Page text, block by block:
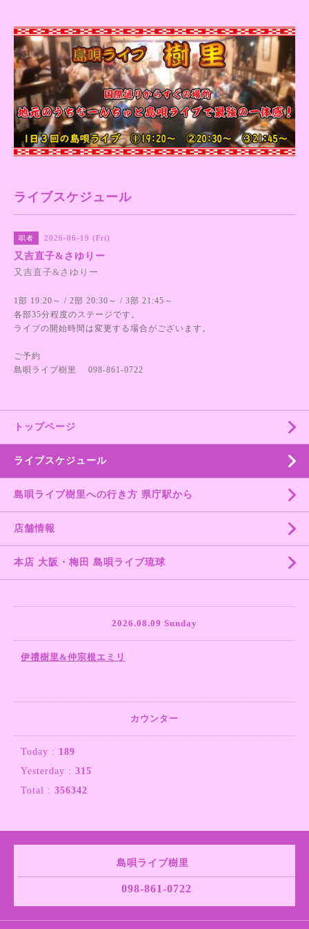
ライブスケジュール
唄者 2026-06-19 (Fri)
又吉直子&さゆりー
又吉直子&さゆりー
1部 19:20～ / 2部 20:30～ / 3部 21:45～
各部35分程度のステージです。
ライブの開始時間は変更する場合がございます。
ご予約
島唄ライブ樹里 098-861-0722
トップページ
ライブスケジュール
島唄ライブ樹里への行き方 県庁駅から
店舗情報
本店 大阪・梅田 島唄ライブ琉球
2026.08.09 Sunday
伊禮樹里&仲宗根エミリ
カウンター
Today : 189
Yesterday : 315
Total : 356342
島唄ライブ樹里
098-861-0722